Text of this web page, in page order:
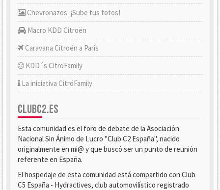
Chevronazos: ¡Sube tus fotos!
Macro KDD Citroën
Caravana Citroën a París
KDD´s CitröFamily
La iniciativa CitröFamily
CLUBC2.ES
Esta comunidad es el foro de debate de la Asociación
Nacional Sin Ánimo de Lucro "Club C2 España", nacido
originalmente en mi@ y que buscó ser un punto de reunión
referente en España.
El hospedaje de esta comunidad está compartido con Club
C5 España - Hydractives, club automovilístico registrado